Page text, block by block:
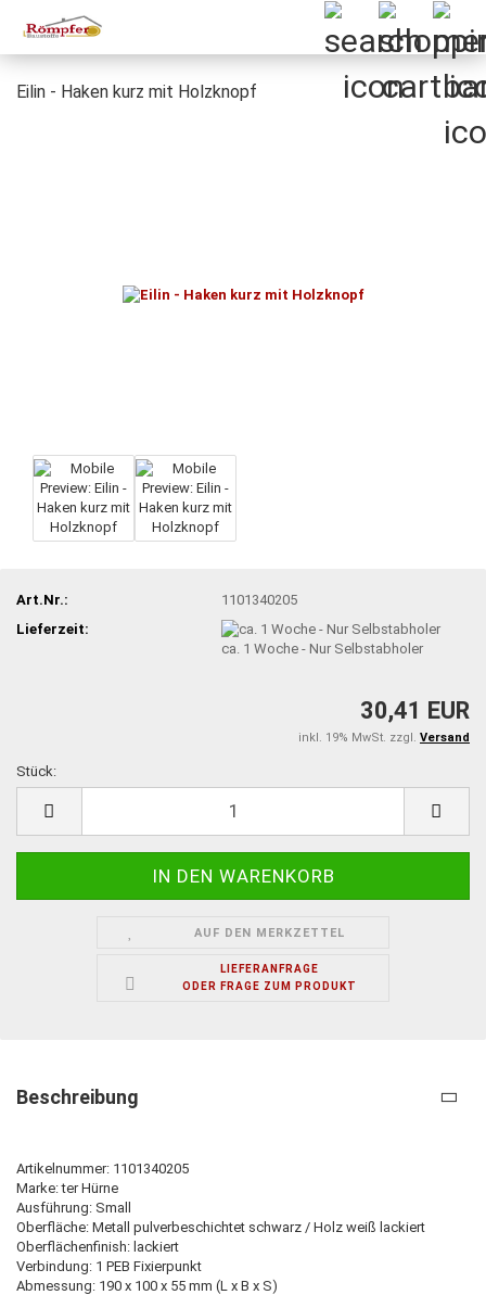
Eilin - Haken kurz mit Holzknopf
Art.Nr.:
1101340205
Lieferzeit:
ca. 1 Woche - Nur Selbstabholer
30,41 EUR
inkl. 19% MwSt. zzgl. Versand
Stück:
AUF DEN MERKZETTEL
LIEFERANFRAGE
ODER FRAGE ZUM PRODUKT
Beschreibung
Artikelnummer: 1101340205
Marke: ter Hürne
Ausführung: Small
Oberfläche: Metall pulverbeschichtet schwarz / Holz weiß lackiert
Oberflächenfinish: lackiert
Verbindung: 1 PEB Fixierpunkt
Abmessung: 190 x 100 x 55 mm (L x B x S)